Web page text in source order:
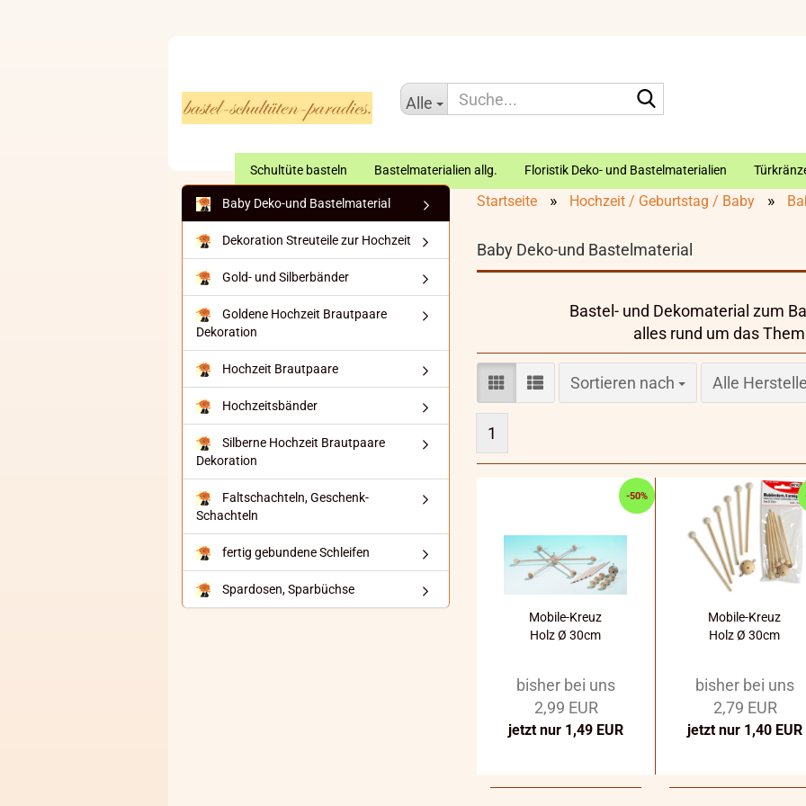
Alle
Schultüte basteln Bastelmaterialien allg. Floristik Deko- und Bastelmaterialien
Startseite » Hochzeit / Geburtstag / Baby »
Baby Deko-und Bastelmaterial
Bastel- und Dekomaterial zum
alles rund um das
Sortieren nach
Sortieren nach Alle
1
-50%
Mobile-Kreuz
Holz Ø 30cm
bisher bei uns
2,99 EUR
jetzt nur 1,49 EUR
Mobile-Kreuz
Holz Ø 30cm
bisher bei uns
2,79 EUR
jetzt nur 1,40 EUR
Baby Deko-und Bastelmaterial
Dekoration Streuteile zur Hochzeit
Gold- und Silberbänder
Goldene Hochzeit Brautpaare
Dekoration
Hochzeit Brautpaare
Hochzeitsbänder
Silberne Hochzeit Brautpaare
Dekoration
Faltschachteln, Geschenk-
Schachteln
fertig gebundene Schleifen
Spardosen, Sparbüchse